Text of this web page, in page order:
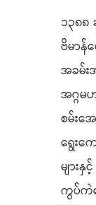
၁၃၈၈
ဗိမာ
အခမ်
အဂ္ဂမ
စမ်းအ
ရွေးက
များ
ကွပ်ကဲရ